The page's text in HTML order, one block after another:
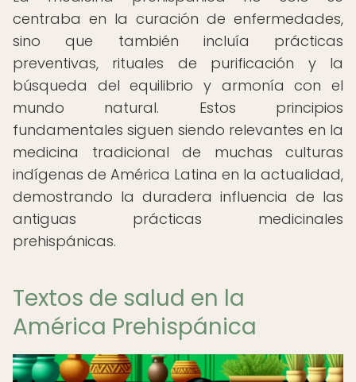
centraba en la curación de enfermedades,
sino que también incluía prácticas
preventivas, rituales de purificación y la
búsqueda del equilibrio y armonía con el
mundo natural. Estos principios
fundamentales siguen siendo relevantes en la
medicina tradicional de muchas culturas
indígenas de América Latina en la actualidad,
demostrando la duradera influencia de las
antiguas prácticas medicinales
prehispánicas.
Textos de salud en la
América Prehispánica